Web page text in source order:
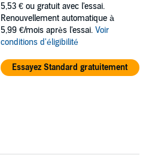
5,53 € ou gratuit avec l'essai.
Renouvellement automatique à
5,99 €/mois après l'essai. Voir
conditions d'éligibilité
Essayez Standard gratuitement